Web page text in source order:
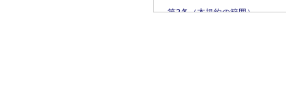
1.利用目的に第三者への提供
5.前項の定めにかかわらず、
1.当社が利用目的の達成に必
第3条（本規約の範囲）
1. 当社は、当社の裁量により